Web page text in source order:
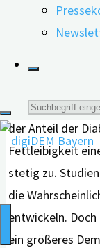
Suche
nach:
Zucker
Fettleibigkeit
der Anteil der
Fettleibigkeit
stetig zu.
die
entwickeln.
ein größeres